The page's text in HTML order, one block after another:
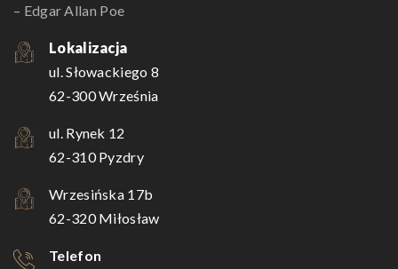
– Edgar Allan Poe
Lokalizacja
ul. Słowackiego 8
62-300 Września
ul. Rynek 12
62-310 Pyzdry
Wrzesińska 17b
62-320 Miłosław
Telefon